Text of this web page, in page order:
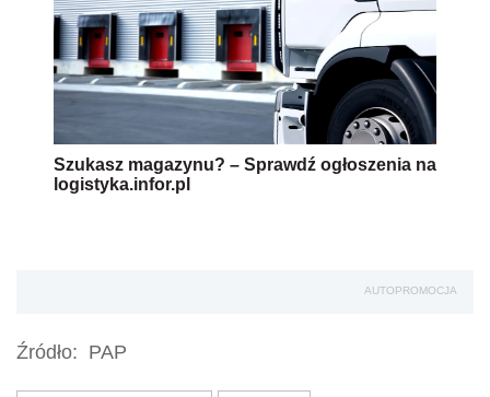
Szukasz magazynu? – Sprawdź ogłoszenia na
logistyka.infor.pl
AUTOPROMOCJA
Źródło: PAP